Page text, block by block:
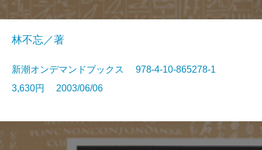
林不忘／著
新潮オンデマンドブックス 978-4-10-865278-1
3,630円 2003/06/06